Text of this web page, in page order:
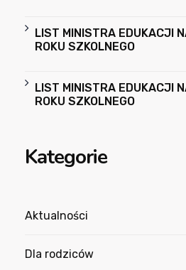
LIST MINISTRA EDUKACJI
ROKU SZKOLNEGO
LIST MINISTRA EDUKACJI
ROKU SZKOLNEGO
Kategorie
Aktualności
Dla rodziców